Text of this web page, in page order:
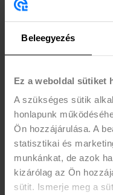
Beleegyezés
Ez a weboldal sütiket
A szükséges sütik
honlapunk
Ön hozzájárulása. A
statisztikai és
munkánkat, de azok
kizárólag az Ön
sütit. Ismerje meg a
higgyenek abban,
tehetségükre, és
Méri Tamás, az
részt vett az
szervezet
ejtett az ESG
Social –
irányítási) riport
miként